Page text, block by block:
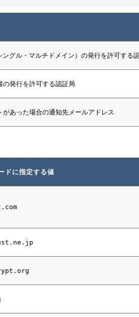
グル・マルチドメイン）の発行を許可する
の発行を許可する認証局
があった場合の通知先メールアドレス
ドに指定する値